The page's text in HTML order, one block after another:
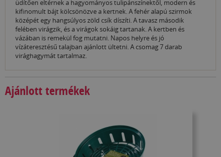
üdítően eltérnek a hagyományos tulipánszínektől, modern és
kifinomult bájt kölcsönözve a kertnek. A fehér alapú szirmok
középét egy hangsúlyos zöld csík díszíti. A tavasz második
felében virágzik, és a virágok sokáig tartanak. A kertben és
vázában is remekül fog mutatni. Napos helyre és jó
vízáteresztésű talajban ajánlott ültetni. A csomag 7 darab
virághagymát tartalmaz.
Ajánlott termékek